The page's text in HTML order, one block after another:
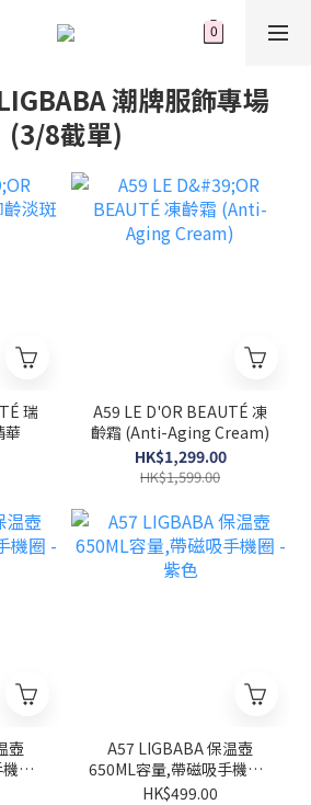
潮牌服飾專場
(3/8截單)
華
A59 LE D'OR BEAUTÉ 凍
齡霜 (Anti-Aging Cream)
HK$1,299.00
HK$1,599.00
壺
圈 -
A57 LIGBABA 保温壺
650ML容量,帶磁吸手機圈 -
紫色
HK$499.00